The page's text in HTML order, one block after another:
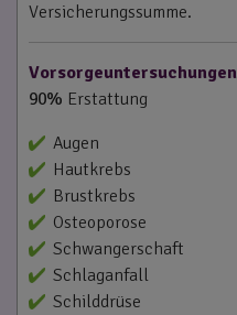
Versicherungssumme.
Vorsorgeuntersuchungen
90% Erstattung
Augen
Hautkrebs
Brustkrebs
Osteoporose
Schwangerschaft
Schlaganfall
Schilddrüse